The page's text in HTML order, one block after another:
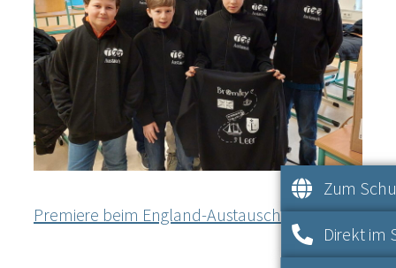
Premiere beim England-Austausch
Zum
Direkt im